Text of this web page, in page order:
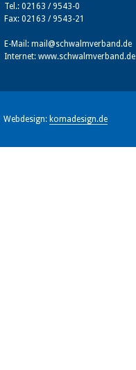
Tel.: 02163 / 9543-0
Fax: 02163 / 9543-21
E-Mail: mail@schwalmverband.de
Internet: www.schwalmverband.de
Webdesign: komadesign.de